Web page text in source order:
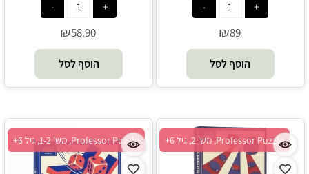
₪89
הוסף לסל
₪58.90
הוסף לסל
Professor Puzzle, מש' 2, גיל 6+ Professor Puzzle, מש' 1-2, גיל 6+